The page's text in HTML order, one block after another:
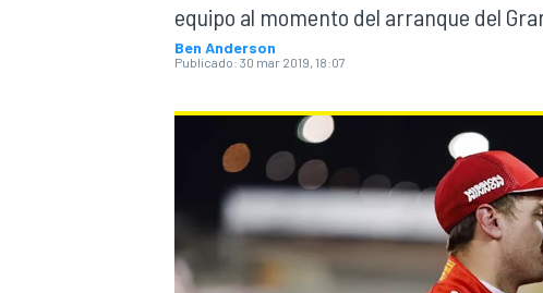
MOTOGP
equipo al momento del arranque del
Ben Anderson
Publicado: 30 mar 2019, 18:07